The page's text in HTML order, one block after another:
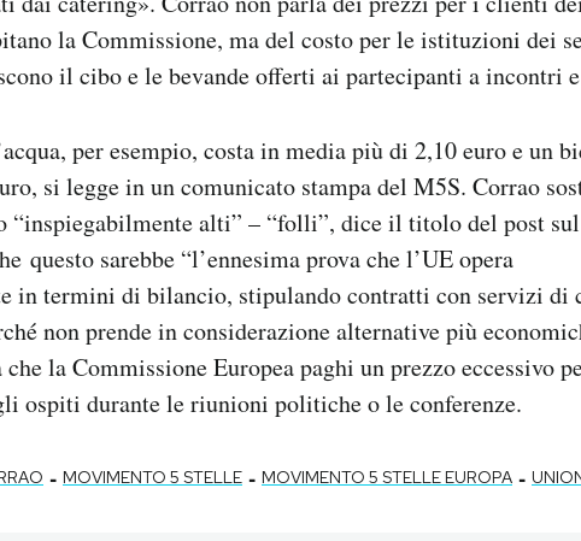
la Commissione, ma del costo per le istituzioni dei
il cibo e le bevande offerti ai partecipanti a incontri
per esempio, costa in media più di 2,10 euro e un
si legge in un comunicato stampa del M5S. Corrao
“inspiegabilmente alti” – “folli”, dice il titolo del post
questo sarebbe “l’ennesima prova che l’UE opera
in termini di bilancio, stipulando contratti con servizi di
non prende in considerazione alternative più
la Commissione Europea paghi un prezzo eccessivo
ospiti durante le riunioni politiche o le conferenze.
- MOVIMENTO 5 STELLE - MOVIMENTO 5 STELLE EUROPA -